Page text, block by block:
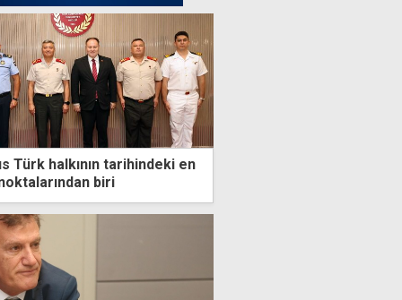
Türk halkının tarihindeki en
biri